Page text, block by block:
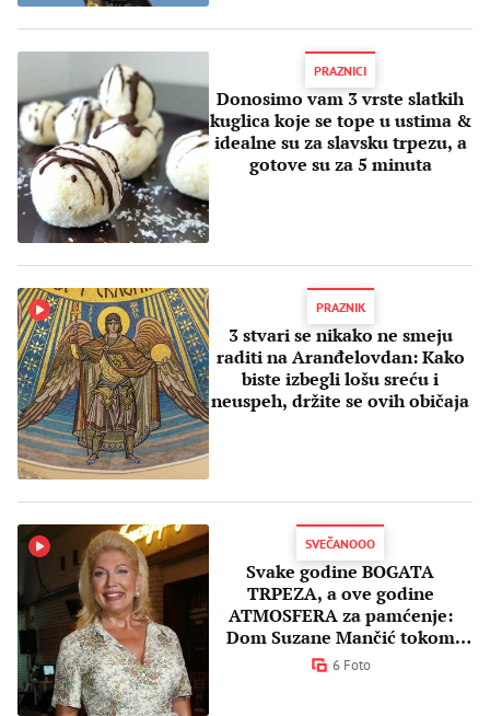
PRAZNICI
Donosimo vam 3 vrste slatkih
kuglica koje se tope u ustima &
idealne su za slavsku trpezu, a
gotove su za 5 minuta
PRAZNIK
3 stvari se nikako ne smeju
raditi na Aranđelovdan: Kako
biste izbegli lošu sreću i
neuspeh, držite se ovih običaja
SVEČANOOO
Svake godine BOGATA
TRPEZA, a ove godine
ATMOSFERA za pamćenje:
Dom Suzane Mančić tokom
Aranđelovdana je bio
6 Foto